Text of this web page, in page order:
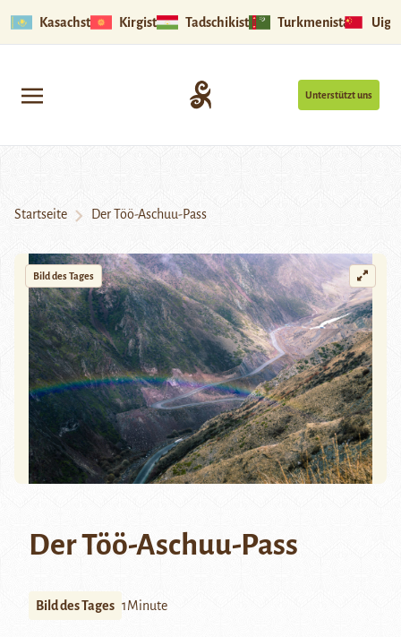
Kasachstan Kirgistan Tadschikistan Turkmenistan
Unterstützt uns
Startseite Der Töö-Aschuu-Pass
Bild des Tages
Der Töö-Aschuu-Pass
Bild des Tages 1Minute